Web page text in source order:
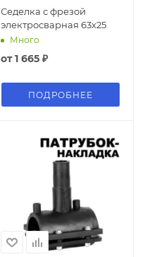
Седелка с фрезой
электросварная 63х25
Много
от1 665 ₽
ПОДРОБНЕЕ